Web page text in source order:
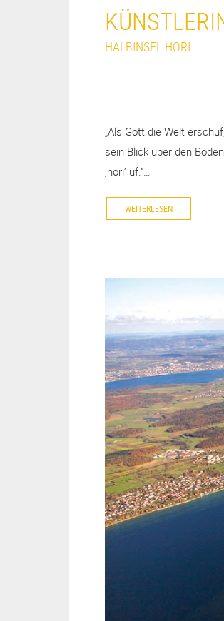
HALBINSEL HÖRI
„Als Gott die Welt
sein Blick über den
‚höri’ uf.“…
WEITERLESEN